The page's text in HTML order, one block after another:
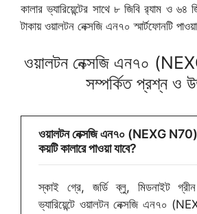
কালার ভ্যারিয়েন্টের সাথে ৮ জিবি র‌্যাম ও ৬৪
টাকায় ওয়ালটন নেক্সজি এন৭০ স্মার্টফোনটি
ওয়ালটন নেক্সজি এন৭০
সম্পর্কিত প্রশ্ন ও
ওয়ালটন নেক্সজি এন৭০ (NEXG
কয়টি কালারে পাওয়া যাবে?
স্কাই গ্রে, জর্ডি ব্লু, মিডনাইট
ভ্যারিয়েন্টে ওয়ালটন নেক্সজি এন৭০